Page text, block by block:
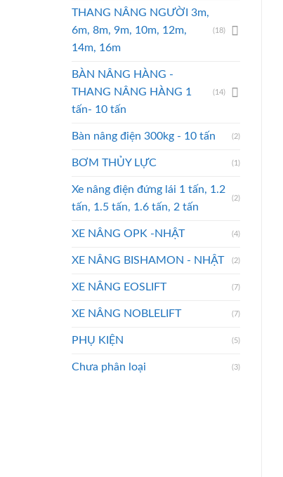
THANG NÂNG NGƯỜI 3m,
6m, 8m, 9m, 10m, 12m,
14m, 16m
(18)
BÀN NÂNG HÀNG -
THANG NÂNG HÀNG 1
tấn- 10 tấn
(14)
Bàn nâng điện 300kg - 10 tấn (2)
BƠM THỦY LỰC (1)
Xe nâng điện đứng lái 1 tấn, 1.2
tấn, 1.5 tấn, 1.6 tấn, 2 tấn
(2)
XE NÂNG OPK -NHẬT (4)
XE NÂNG BISHAMON - NHẬT (2)
XE NÂNG EOSLIFT (7)
XE NÂNG NOBLELIFT (7)
PHỤ KIỆN (5)
Chưa phân loại (3)